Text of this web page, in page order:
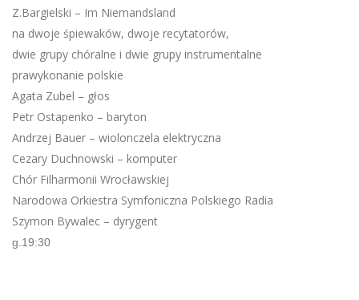
Z.Bargielski – Im Niemandsland
na dwoje śpiewaków, dwoje recytatorów,
dwie grupy chóralne i dwie grupy instrumentalne
prawykonanie polskie
Agata Zubel – głos
Petr Ostapenko – baryton
Andrzej Bauer – wiolonczela elektryczna
Cezary Duchnowski – komputer
Chór Filharmonii Wrocławskiej
Narodowa Orkiestra Symfoniczna Polskiego Radia
Szymon Bywalec – dyrygent
g.19:30